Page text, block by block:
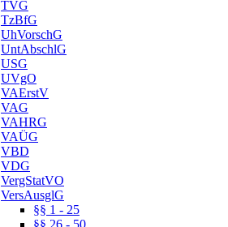
TVG
TzBfG
UhVorschG
UntAbschlG
USG
UVgO
VAErstV
VAG
VAHRG
VAÜG
VBD
VDG
VergStatVO
VersAusglG
§§ 1 - 25
§§ 26 - 50